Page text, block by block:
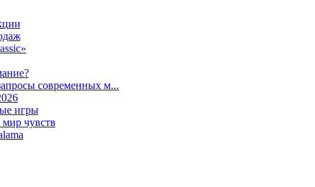
современных м...
игры
чувств